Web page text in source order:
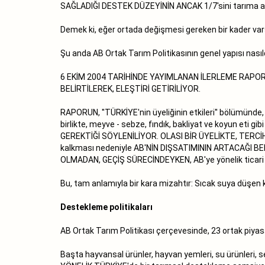
SAĞLADIĞI DESTEK DÜZEYİNİN ANCAK 1/7'sini tarıma
Demek ki, eğer ortada değişmesi gereken bir kader
Şu anda AB Ortak Tarım Politikasının genel yapısı
6 EKİM 2004 TARİHİNDE YAYIMLANAN İLERLEME
BELİRTİLEREK, ELEŞTİRİ GETİRİLİYOR.
RAPORUN, ''TÜRKİYE'nin üyeliğinin etkileri''
birlikte, meyve - sebze, fındık, bakliyat ve koyun eti gibi
GEREKTİĞİ SÖYLENİLİYOR. OLASI BİR ÜYELİKTE,
kalkması nedeniyle AB'NİN DIŞSATIMININ ARTACAĞI
OLMADAN, GEÇİŞ SÜRECİNDEYKEN, AB'ye yönelik ticari
Bu, tam anlamıyla bir kara mizahtır: Sıcak suya düşen
Destekleme politikaları
AB Ortak Tarım Politikası çerçevesinde, 23 ortak
Başta hayvansal ürünler, hayvan yemleri, su ürünleri,